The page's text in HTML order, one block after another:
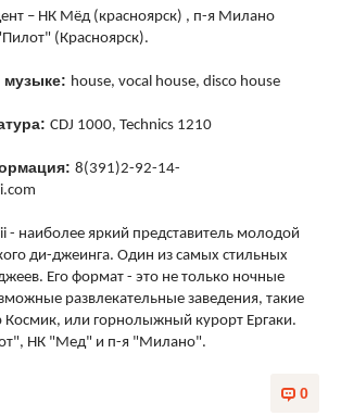
– НК Мёд (красноярск) , п-я Милано
(Красноярск).
музыке: house, vocal house, disco house
CDJ 1000, Technics 1210
8(391)2-92-14-
- наиболее яркий представитель молодой
ди-джеинга. Один из самых стильных
Его формат - это не только ночные
развлекательные заведения, такие
Космик, или горнолыжный курорт Ергаки.
НК "Мед" и п-я "Милано".
0